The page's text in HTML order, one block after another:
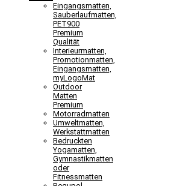
Eingangsmatten,
Sauberlaufmatten,
PET900
Premium
Qualität
Interieurmatten,
Promotionmatten,
Eingangsmatten,
myLogoMat
Outdoor
Matten
Premium
Motorradmatten
Umweltmatten,
Werkstattmatten
Bedruckten
Yogamatten,
Gymnastikmatten
oder
Fitnessmatten